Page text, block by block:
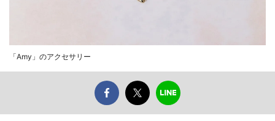
「Amy」のアクセサリー